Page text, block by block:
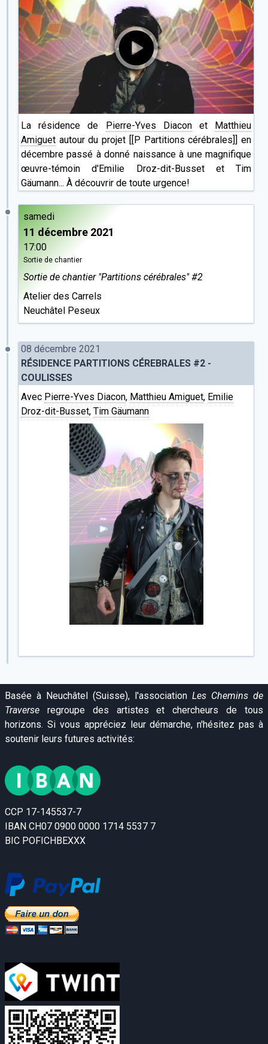
La résidence de Pierre-Yves Diaconet
Matthieu
Amiguet autour du projet [[P Partitions cérébrales]] en
décembre passé à donné naissance à une magnifique
œuvre-témoin d'Emilie Droz-dit-Busset et Tim
Gäumann... À découvrir de toute urgence!
samedi
11 décembre 2021
17:00
Sortie de chantier
Sortie de chantier "Partitions cérébrales" #2
Atelier des Carrels
Neuchâtel Peseux
08 décembre 2021
RÉSIDENCE PARTITIONS CÉREBRALES #2 -
COULISSES
Avec Pierre-Yves Diacon, Matthieu Amiguet, Emilie
Droz-dit-Busset, Tim Gäumann
Basée à Neuchâtel (Suisse), l'association Les Chemins de
Traverse regroupe des artistes et chercheurs de tous
horizons. Si vous appréciez leur démarche, n'hésitez pas à
soutenir leurs futures activités:
CCP 17-145537-7
IBAN CH07 0900 0000 1714 5537 7
BIC POFICHBEXXX